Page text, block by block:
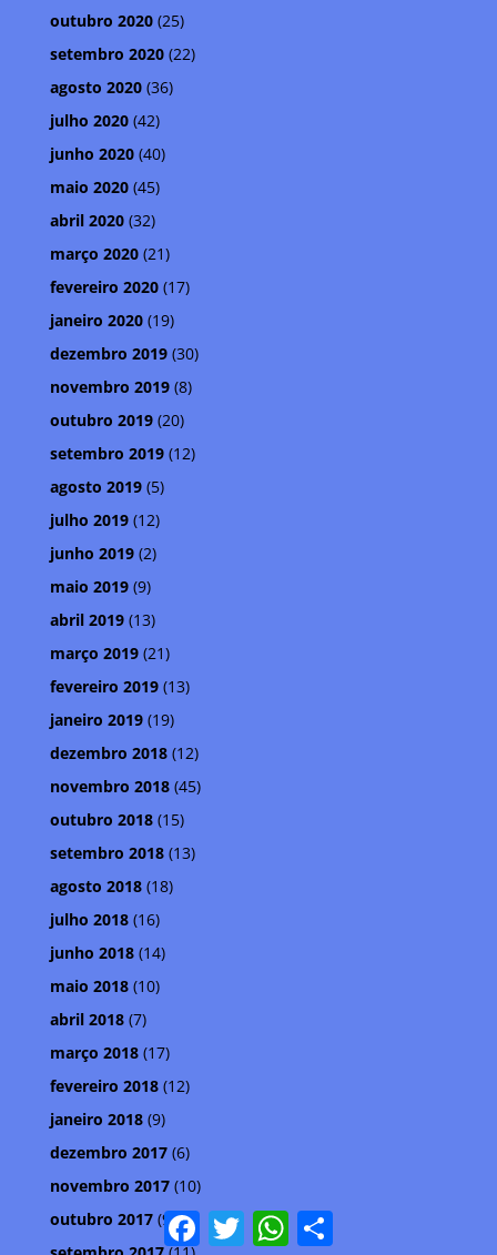
outubro 2020(25)
setembro 2020(22)
agosto 2020(36)
julho 2020(42)
junho 2020(40)
maio 2020(45)
abril 2020(32)
março 2020(21)
fevereiro 2020(17)
janeiro 2020(19)
dezembro 2019(30)
novembro 2019(8)
outubro 2019(20)
setembro 2019(12)
agosto 2019(5)
julho 2019(12)
junho 2019(2)
maio 2019(9)
abril 2019(13)
março 2019(21)
fevereiro 2019(13)
janeiro 2019(19)
dezembro 2018(12)
novembro 2018(45)
outubro 2018(15)
setembro 2018(13)
agosto 2018(18)
julho 2018(16)
junho 2018(14)
maio 2018(10)
abril 2018(7)
março 2018(17)
fevereiro 2018(12)
janeiro 2018(9)
dezembro 2017(6)
novembro 2017(10)
outubro 2017(9)
FacebookTwitter WhatsApp